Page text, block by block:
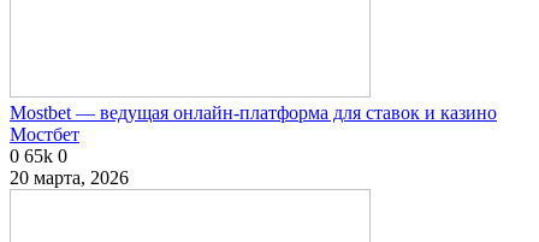
Mostbet — ведущая онлайн-платформа для ставок и казино
Мостбет
0 65k 0
20 марта, 2026